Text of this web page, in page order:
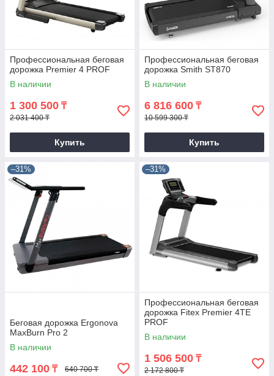
Профессиональная беговая
дорожка Premier 4 PROF
В наличии
1 300 500 ₸
2 031 400 ₸
Купить
Профессиональная беговая
дорожка Smith ST870
В наличии
6 816 600 ₸
10 599 300 ₸
Купить
–31%
Беговая дорожка Ergonova
MaxBurn Pro 2
В наличии
442 100 ₸ 640 700 ₸
–31%
Профессиональная беговая
дорожка Fitex Premier 4TE
PROF
В наличии
1 506 500 ₸
2 172 800 ₸